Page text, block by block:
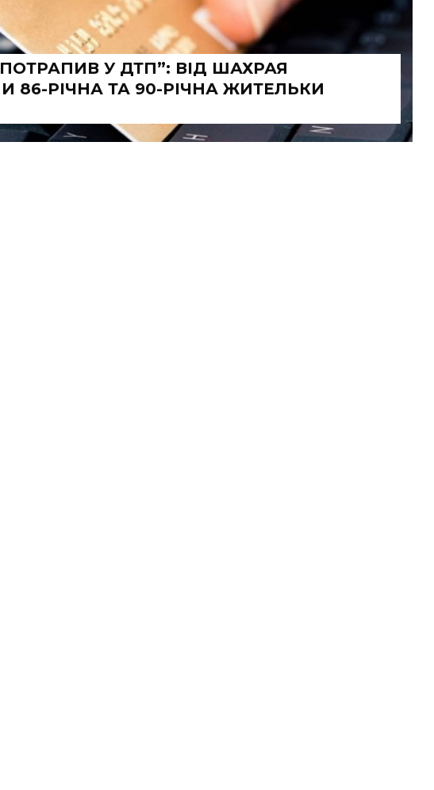
У ДТП”: ВІД ШАХРАЯ
86-РІЧНА ТА 90-РІЧНА ЖИТЕЛЬКИ